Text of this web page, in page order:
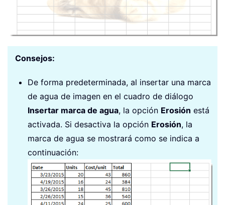
Consejos:
De forma predeterminada, al insertar una marca
de agua de imagen en el cuadro de diálogo
Insertar marca de agua, la opción Erosión está
activada. Si desactiva la opción Erosión, la
marca de agua se mostrará como se indica a
continuación: